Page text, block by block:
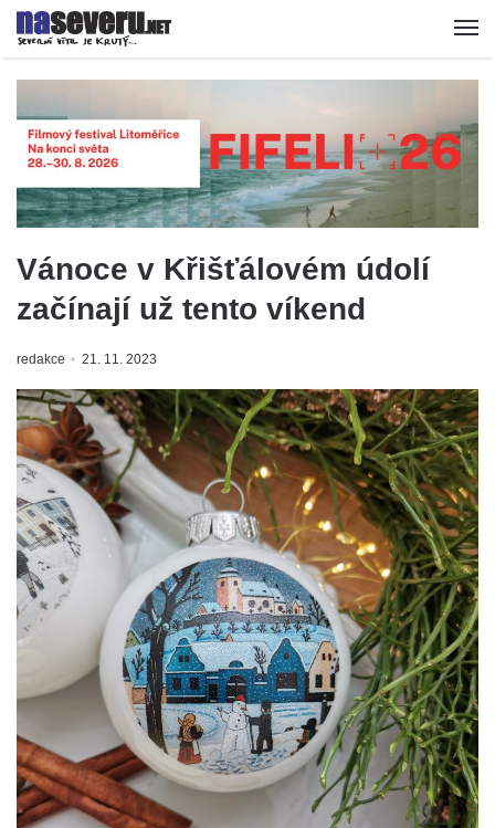
Vánoce v Křišťálovém údolí
začínají už tento víkend
redakce 21. 11. 2023